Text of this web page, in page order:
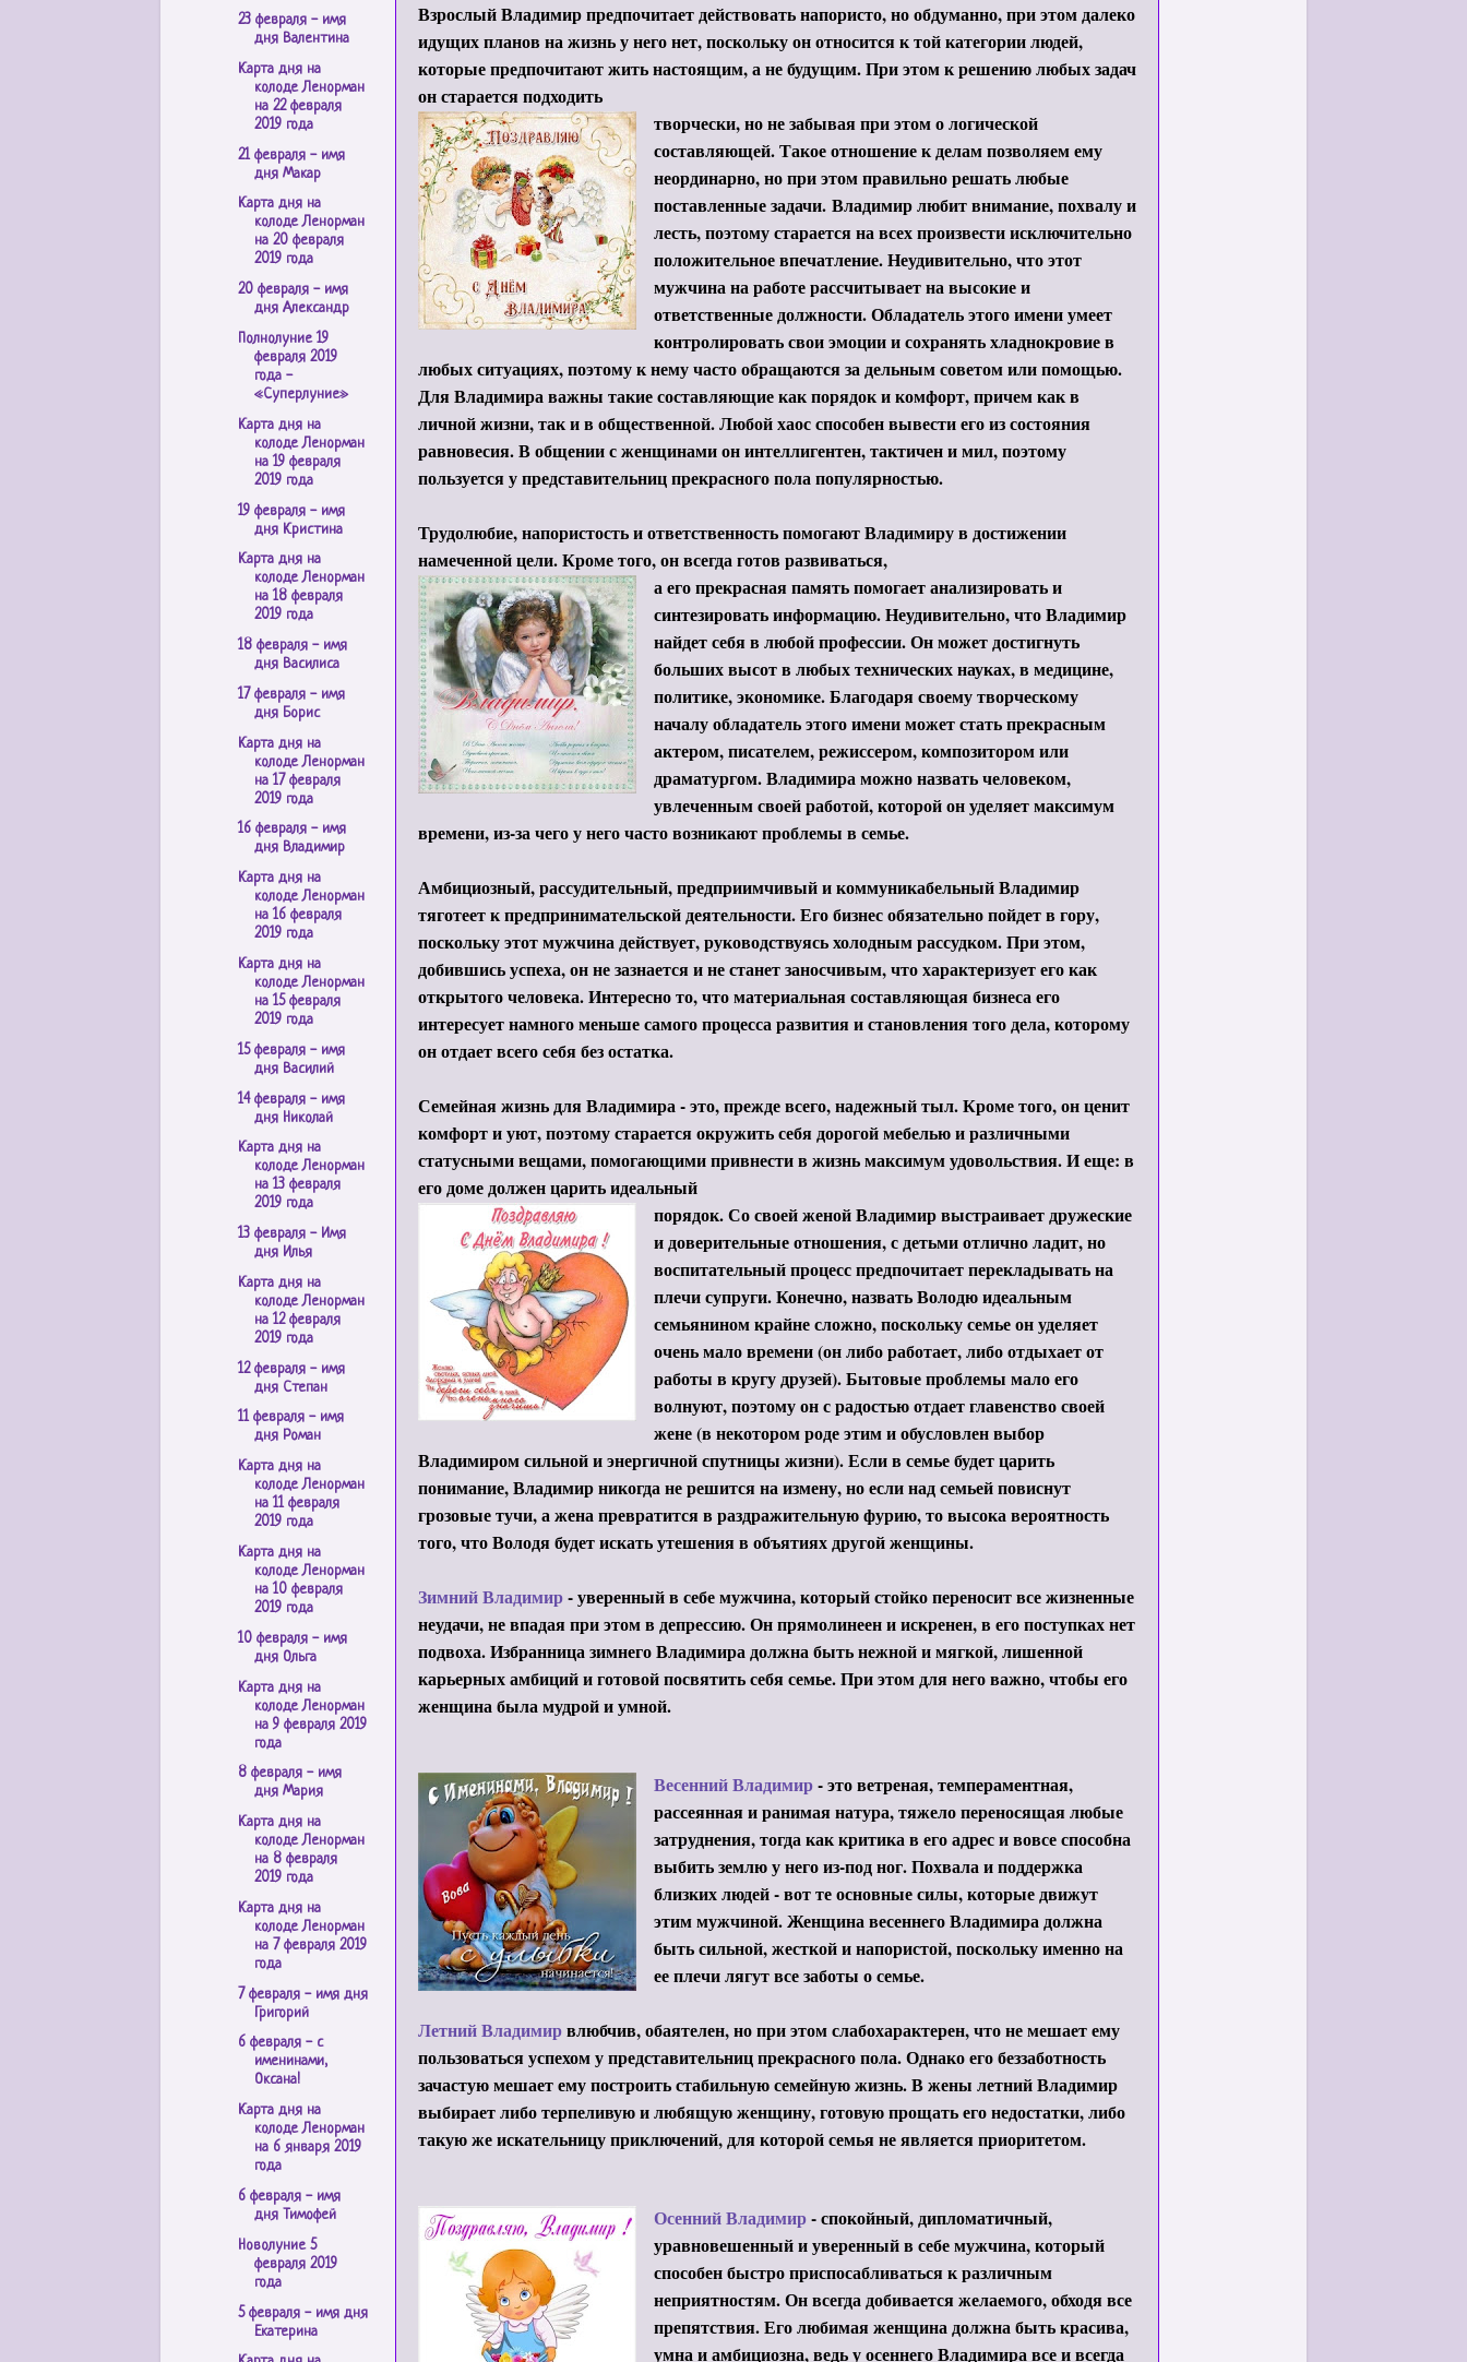
Взрослый Владимир предпочитает действовать напористо, но обдуманно, при этом далеко
идущих планов на жизнь у него нет, поскольку он относится к той категории людей,
которые предпочитают жить настоящим, а не будущим. При этом к решению любых задач
он старается подходить
творчески, но не забывая при этом о логической
составляющей. Такое отношение к делам позволяем ему
неординарно, но при этом правильно решать любые
поставленные задачи. Владимир любит внимание, похвалу и
лесть, поэтому старается на всех произвести исключительно
положительное впечатление. Неудивительно, что этот
мужчина на работе рассчитывает на высокие и
ответственные должности. Обладатель этого имени умеет
контролировать свои эмоции и сохранять хладнокровие в
любых ситуациях, поэтому к нему часто обращаются за дельным советом или помощью.
Для Владимира важны такие составляющие как порядок и комфорт, причем как в
личной жизни, так и в общественной. Любой хаос способен вывести его из состояния
равновесия. В общении с женщинами он интеллигентен, тактичен и мил, поэтому
пользуется у представительниц прекрасного пола популярностью.
Трудолюбие, напористость и ответственность помогают Владимиру в достижении
намеченной цели. Кроме того, он всегда готов развиваться,
а его прекрасная память помогает анализировать и
синтезировать информацию. Неудивительно, что Владимир
найдет себя в любой профессии. Он может достигнуть
больших высот в любых технических науках, в медицине,
политике, экономике. Благодаря своему творческому
началу обладатель этого имени может стать прекрасным
актером, писателем, режиссером, композитором или
драматургом. Владимира можно назвать человеком,
увлеченным своей работой, которой он уделяет максимум
времени, из-за чего у него часто возникают проблемы в семье.
Амбициозный, рассудительный, предприимчивый и коммуникабельный Владимир
тяготеет к предпринимательской деятельности. Его бизнес обязательно пойдет в гору,
поскольку этот мужчина действует, руководствуясь холодным рассудком. При этом,
добившись успеха, он не зазнается и не станет заносчивым, что характеризует его как
открытого человека. Интересно то, что материальная составляющая бизнеса его
интересует намного меньше самого процесса развития и становления того дела, которому
он отдает всего себя без остатка.
Семейная жизнь для Владимира - это, прежде всего, надежный тыл. Кроме того, он ценит
комфорт и уют, поэтому старается окружить себя дорогой мебелью и различными
статусными вещами, помогающими привнести в жизнь максимум удовольствия. И еще: в
его доме должен царить идеальный
порядок. Со своей женой Владимир выстраивает дружеские
и доверительные отношения, с детьми отлично ладит, но
воспитательный процесс предпочитает перекладывать на
плечи супруги. Конечно, назвать Володю идеальным
семьянином крайне сложно, поскольку семье он уделяет
очень мало времени (он либо работает, либо отдыхает от
работы в кругу друзей). Бытовые проблемы мало его
волнуют, поэтому он с радостью отдает главенство своей
жене (в некотором роде этим и обусловлен выбор
Владимиром сильной и энергичной спутницы жизни). Если в семье будет царить
понимание, Владимир никогда не решится на измену, но если над семьей повиснут
грозовые тучи, а жена превратится в раздражительную фурию, то высока вероятность
того, что Володя будет искать утешения в объятиях другой женщины.
Зимний Владимир- уверенный в себе мужчина, который стойко переносит все жизненные
неудачи, не впадая при этом в депрессию. Он прямолинеен и искренен, в его поступках нет
подвоха. Избранница зимнего Владимира должна быть нежной и мягкой, лишенной
карьерных амбиций и готовой посвятить себя семье. При этом для него важно, чтобы его
женщина была мудрой и умной.
Весенний Владимир- это ветреная, темпераментная,
рассеянная и ранимая натура, тяжело переносящая любые
затруднения, тогда как критика в его адрес и вовсе способна
выбить землю у него из-под ног. Похвала и поддержка
близких людей - вот те основные силы, которые движут
этим мужчиной. Женщина весеннего Владимира должна
быть сильной, жесткой и напористой, поскольку именно на
ее плечи лягут все заботы о семье.
Летний Владимирвлюбчив, обаятелен, но при этом слабохарактерен, что не мешает ему
пользоваться успехом у представительниц прекрасного пола. Однако его беззаботность
зачастую мешает ему построить стабильную семейную жизнь. В жены летний Владимир
выбирает либо терпеливую и любящую женщину, готовую прощать его недостатки, либо
такую же искательницу приключений, для которой семья не является приоритетом.
Осенний Владимир- спокойный, дипломатичный,
уравновешенный и уверенный в себе мужчина, который
способен быстро приспосабливаться к различным
неприятностям. Он всегда добивается желаемого, обходя все
препятствия. Его любимая женщина должна быть красива,
умна и амбициозна, ведь у осеннего Владимира все и всегда
23 февраля - имя
дня Валентина
Карта дня на
колоде Ленорман
на 22 февраля
2019 года
21 февраля - имя
дня Макар
Карта дня на
колоде Ленорман
на 20 февраля
2019 года
20 февраля - имя
дня Александр
Полнолуние 19
февраля 2019
года -
«Суперлуние»
Карта дня на
колоде Ленорман
на 19 февраля
2019 года
19 февраля - имя
дня Кристина
Карта дня на
колоде Ленорман
на 18 февраля
2019 года
18 февраля - имя
дня Василиса
17 февраля - имя
дня Борис
Карта дня на
колоде Ленорман
на 17 февраля
2019 года
16 февраля - имя
дня Владимир
Карта дня на
колоде Ленорман
на 16 февраля
2019 года
Карта дня на
колоде Ленорман
на 15 февраля
2019 года
15 февраля - имя
дня Василий
14 февраля - имя
дня Николай
Карта дня на
колоде Ленорман
на 13 февраля
2019 года
13 февраля - Имя
дня Илья
Карта дня на
колоде Ленорман
на 12 февраля
2019 года
12 февраля - имя
дня Степан
11 февраля - имя
дня Роман
Карта дня на
колоде Ленорман
на 11 февраля
2019 года
Карта дня на
колоде Ленорман
на 10 февраля
2019 года
10 февраля - имя
дня Ольга
Карта дня на
колоде Ленорман
на 9 февраля 2019
года
8 февраля - имя
дня Мария
Карта дня на
колоде Ленорман
на 8 февраля
2019 года
Карта дня на
колоде Ленорман
на 7 февраля 2019
года
7 февраля - имя дня
Григорий
6 февраля - с
именинами,
Оксана!
Карта дня на
колоде Ленорман
на 6 января 2019
года
6 февраля - имя
дня Тимофей
Новолуние 5
февраля 2019
года
5 февраля - имя дня
Екатерина